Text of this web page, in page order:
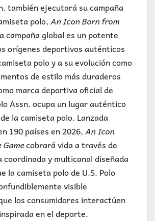
también ejecutará su campaña
polo,An Icon Born from
campaña global es un potente
orígenes deportivos auténticos
polo y a su evolución como
de estilo más duraderos
marca deportiva oficial de
Assn. ocupa un lugar auténtico
la camiseta polo. Lanzada
190 países en 2026,An Icon
cobrará vida a través de
coordinada y multicanal diseñada
la camiseta polo de U.S. Polo
visible
los consumidores interactúen
en el deporte.